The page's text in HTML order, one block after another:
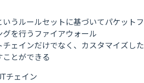
いうルールセットに基づいてパケットフ
グを行うファイアウォール
チェインだけでなく、カスタマイズした
ことができる
チェイン